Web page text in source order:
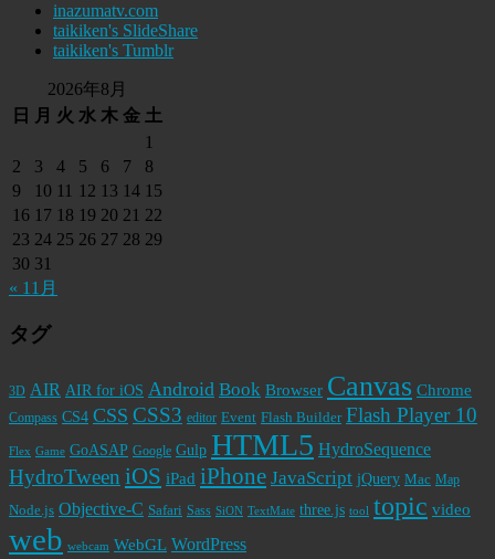
inazumatv.com
taikiken's SlideShare
taikiken's Tumblr
2026年8月
日
月 火 水 木 金 土
1
2
3 4 5 6 7
8
9
10 11 12 13 14 15
16 17 18 19 20 21 22
23 24 25 26 27 28 29
30 31
« 11月
タグ
3D AIR AIR for iOS Android Book Browser Canvas Chrome
Compass CS4 CSS CSS3 editor Event Flash Builder Flash Player 10
Flex Game GoASAP Google Gulp HTML5 HydroSequence
HydroTween iOS iPad iPhone JavaScript jQuery Mac Map
Node.js Objective-C Safari Sass SiON TextMate three.js tool topic video
web webcam WebGL WordPress